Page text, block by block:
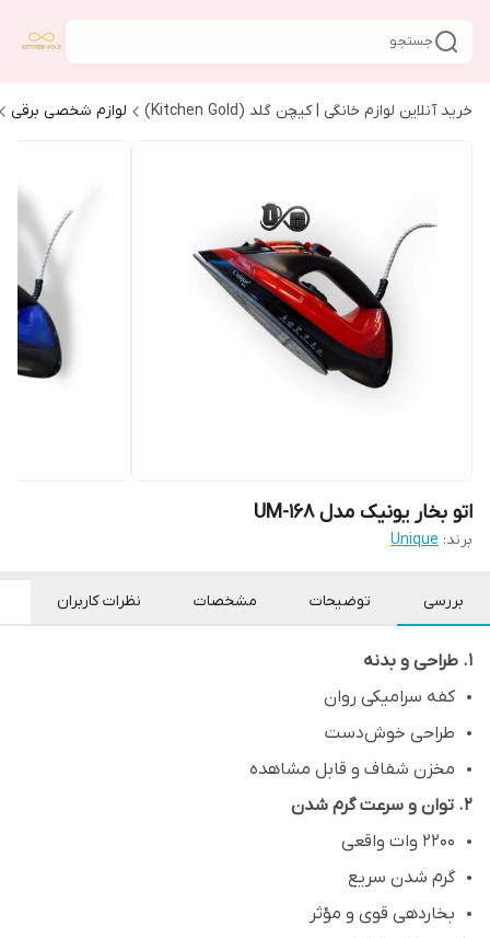
جستجو
خرید آنلاین لوازم خانگی | کیچن گلد (Kitchen Gold) لوازم شخصی برقی
اتو بخار یونیک مدل UM-168
برند: Unique
بررسی توضیحات مشخصات نظرات کاربران
۱. طراحی و بدنه
کفه سرامیکی روان
طراحی خوش‌دست
مخزن شفاف و قابل مشاهده
۲. توان و سرعت گرم شدن
2200 وات واقعی
گرم شدن سریع
بخاردهی قوی و مؤثر